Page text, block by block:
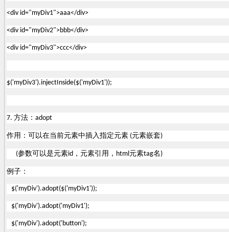
<div id="myDiv1">aaa</div>
<div id="myDiv2">bbb</div>
<div id="myDiv3">ccc</div>
$('myDiv3').injectInside($('myDiv1'));
7. 方法： adopt
作用：可以在当前元素中插入指定元素 (元素嵌套)
(参数可以是元素id ，元素引用， html元素tag名 )
例子：
$('myDiv').adopt($('myDiv1'));
$('myDiv').adopt('myDiv1');
$('myDiv').adopt('button');